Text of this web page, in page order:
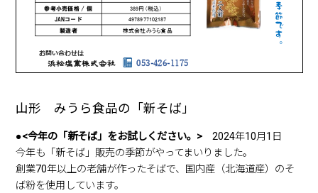
2022年1月1日
商品情報
業務用天日塩の商品紹介
2021年11月1日
家庭用天日塩の商品紹介
天外天塩・天日湖塩のご案内
2021年7月27日
商品情報
オーストラリアの天日塩 「THE SHARKBAY SALT(シ
ャークベイソルト)」発売のお知らせ
山形 みうら食品の「新そば」
●<今年の「新そば」をお試しください。>2024年10月1日
今年も「新そば」販売の季節がやってまいりました。
創業70年以上の老舗が作ったそばで、国内産（北海道産）のそ
ば粉を使用しています。